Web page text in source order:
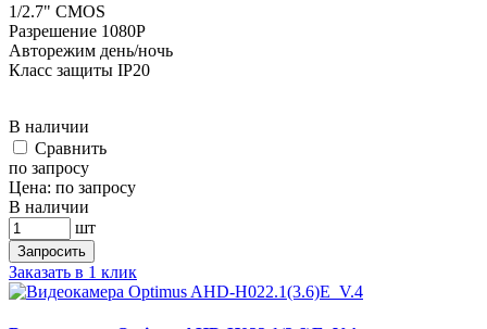
1/2.7" CMOS
Разрешение 1080P
Авторежим день/ночь
Класс защиты IP20
В наличии
Cравнить
по запросу
Цена: по запросу
В наличии
шт
Запросить
Заказать в 1 клик